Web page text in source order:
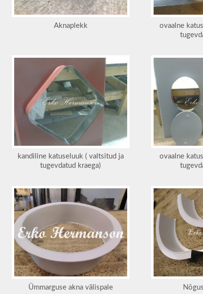
Aknaplekk
ovaalne
kandiline katuseluuk ( valtsitud ja
tugevdatud kraega)
ovaalne
Ümmarguse akna välispale